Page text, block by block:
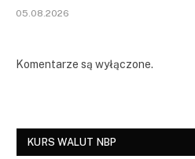
05.08.2026
Komentarze są wyłączone.
KURS WALUT NBP